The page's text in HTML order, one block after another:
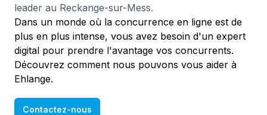
leader au Reckange-sur-Mess.
Dans un monde où la concurrence en ligne est de
plus en plus intense, vous avez besoin d'un expert
digital pour prendre l'avantage vos concurrents.
Découvrez comment nous pouvons vous aider à
Ehlange.
Contactez-nous